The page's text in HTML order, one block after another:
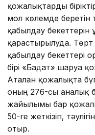
қожалықтарды
мол көлемде беретін
қабылдау
қарастырылуда.
қабылдау бекеттері
бірі «Бағдат» шаруа
Аталған қожалықта
оның 276-сы аналық
жайылымы бар
50-ге жеткізіп,
отыр.